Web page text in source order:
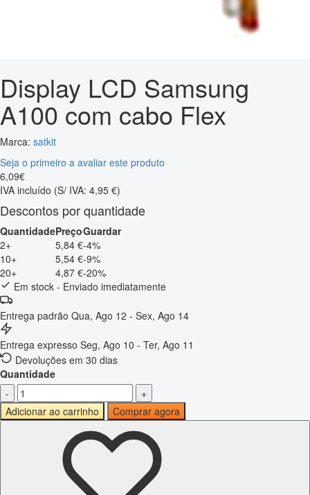
Display LCD Samsung
A100 com cabo Flex
Marca: satkit
Seja o primeiro a avaliar este produto
6,09€
IVA incluído (S/ IVA: 4,95 €)
Descontos por quantidade
QuantidadePreçoGuardar
2+
5,84 €-4%
10+
5,54 €-9%
20+
4,87 €-20%
Em stock - Enviado imediatamente
Entrega padrão Qua, Ago 12 - Sex, Ago 14
Entrega expresso Seg, Ago 10 - Ter, Ago 11
Devoluções em 30 dias
Quantidade
-
+
Adicionar ao carrinho
Comprar agora